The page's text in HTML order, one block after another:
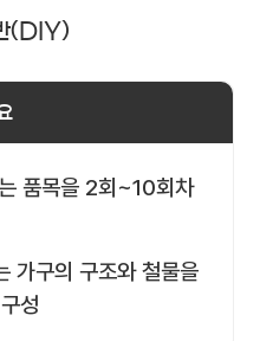
(DIY)
품목을 2회~10회차
가구의 구조와 철물을
성